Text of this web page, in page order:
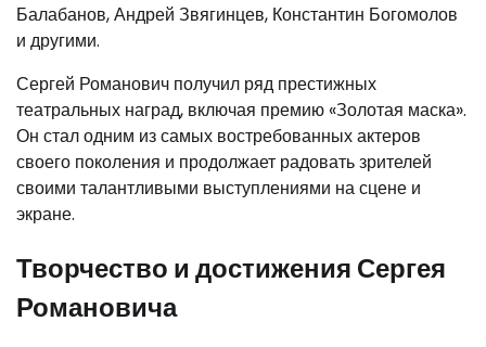
Балабанов, Андрей Звягинцев, Константин Богомолов
и другими.
Сергей Романович получил ряд престижных
театральных наград, включая премию «Золотая маска».
Он стал одним из самых востребованных актеров
своего поколения и продолжает радовать зрителей
своими талантливыми выступлениями на сцене и
экране.
Творчество и достижения Сергея
Романовича